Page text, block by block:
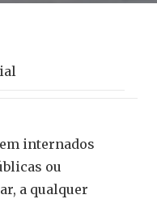
internados
ou
a qualquer